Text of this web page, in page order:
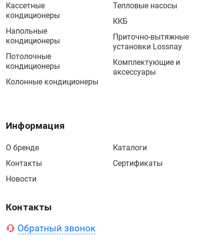
Кассетные
кондиционеры
Напольные
кондиционеры
Потолочные
кондиционеры
Колонные кондиционеры
Тепловые насосы
ККБ
Приточно-вытяжные
установки Lossnay
Комплектующие и
аксессуары
Информация
О бренде
Контакты
Новости
Каталоги
Сертификаты
Контакты
Обратный звонок